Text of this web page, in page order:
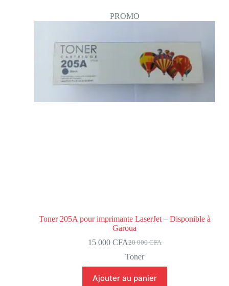
PROMO
Toner 205A pour imprimante LaserJet – Disponible à
Garoua
20 000CFA
15 000 CFA
Toner
Ajouter au panier